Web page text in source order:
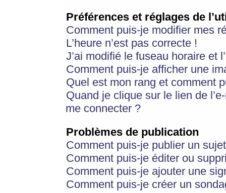
Préférences et réglages de
Comment puis-je modifier mes
L’heure n’est pas correcte !
J’ai modifié le fuseau horaire et
Comment puis-je afficher une
Quel est mon rang et comment
Quand je clique sur le lien de
me connecter ?
Problèmes de publication
Comment puis-je publier un
Comment puis-je éditer ou
Comment puis-je ajouter une
Comment puis-je créer un